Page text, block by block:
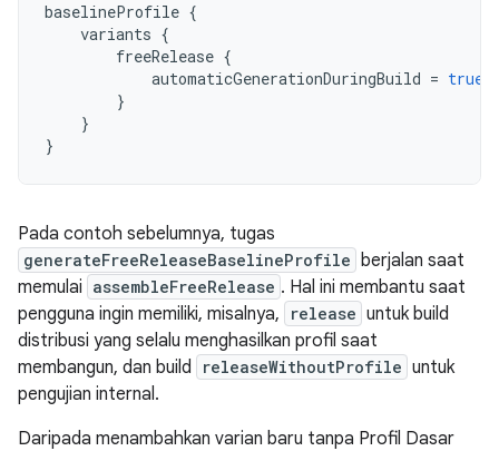
baselineProfile {
variants {
freeRelease {
automaticGenerationDuringBuild = true
}
}
}
Pada contoh sebelumnya, tugas
generateFreeReleaseBaselineProfile berjalan saat
memulai assembleFreeRelease . Hal ini membantu saat
pengguna ingin memiliki, misalnya,
release untuk build
distribusi yang selalu menghasilkan profil saat
membangun, dan build
releaseWithoutProfile untuk
pengujian internal.
Daripada menambahkan varian baru tanpa Profil Dasar